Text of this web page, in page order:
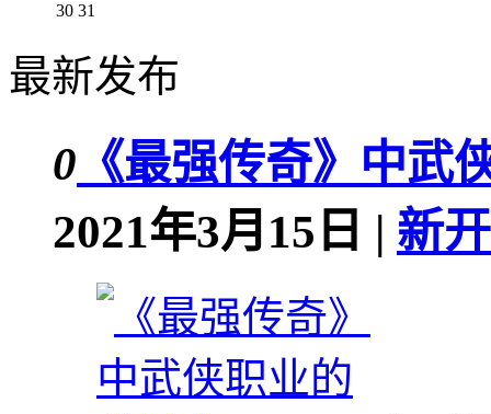
30 31
最新发布
0 《最强传奇》中武
2021年3月15日 | 新